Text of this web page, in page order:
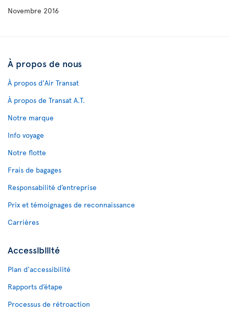
Novembre 2016
À propos de nous
À propos d'Air Transat
À propos de Transat A.T.
Notre marque
Info voyage
Notre flotte
Frais de bagages
Responsabilité d’entreprise
Prix et témoignages de reconnaissance
Carrières
Accessibilité
Plan d'accessibilité
Rapports d’étape
Processus de rétroaction